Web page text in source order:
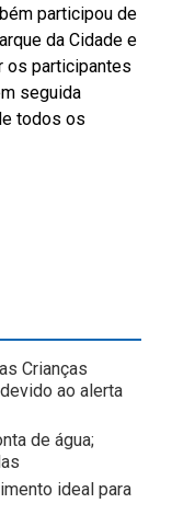
participou de
da Cidade e
os participantes
seguida
todos os
Crianças
ao alerta
de água;
ideal para